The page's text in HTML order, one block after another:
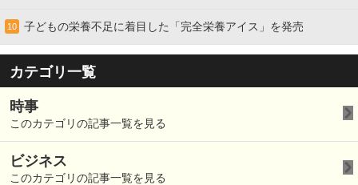
10 子どもの栄養不足に着目した「完全栄養アイス」を発売
カテゴリ一覧
時事
このカテゴリの記事一覧を見る
ビジネス
このカテゴリの記事一覧を見る